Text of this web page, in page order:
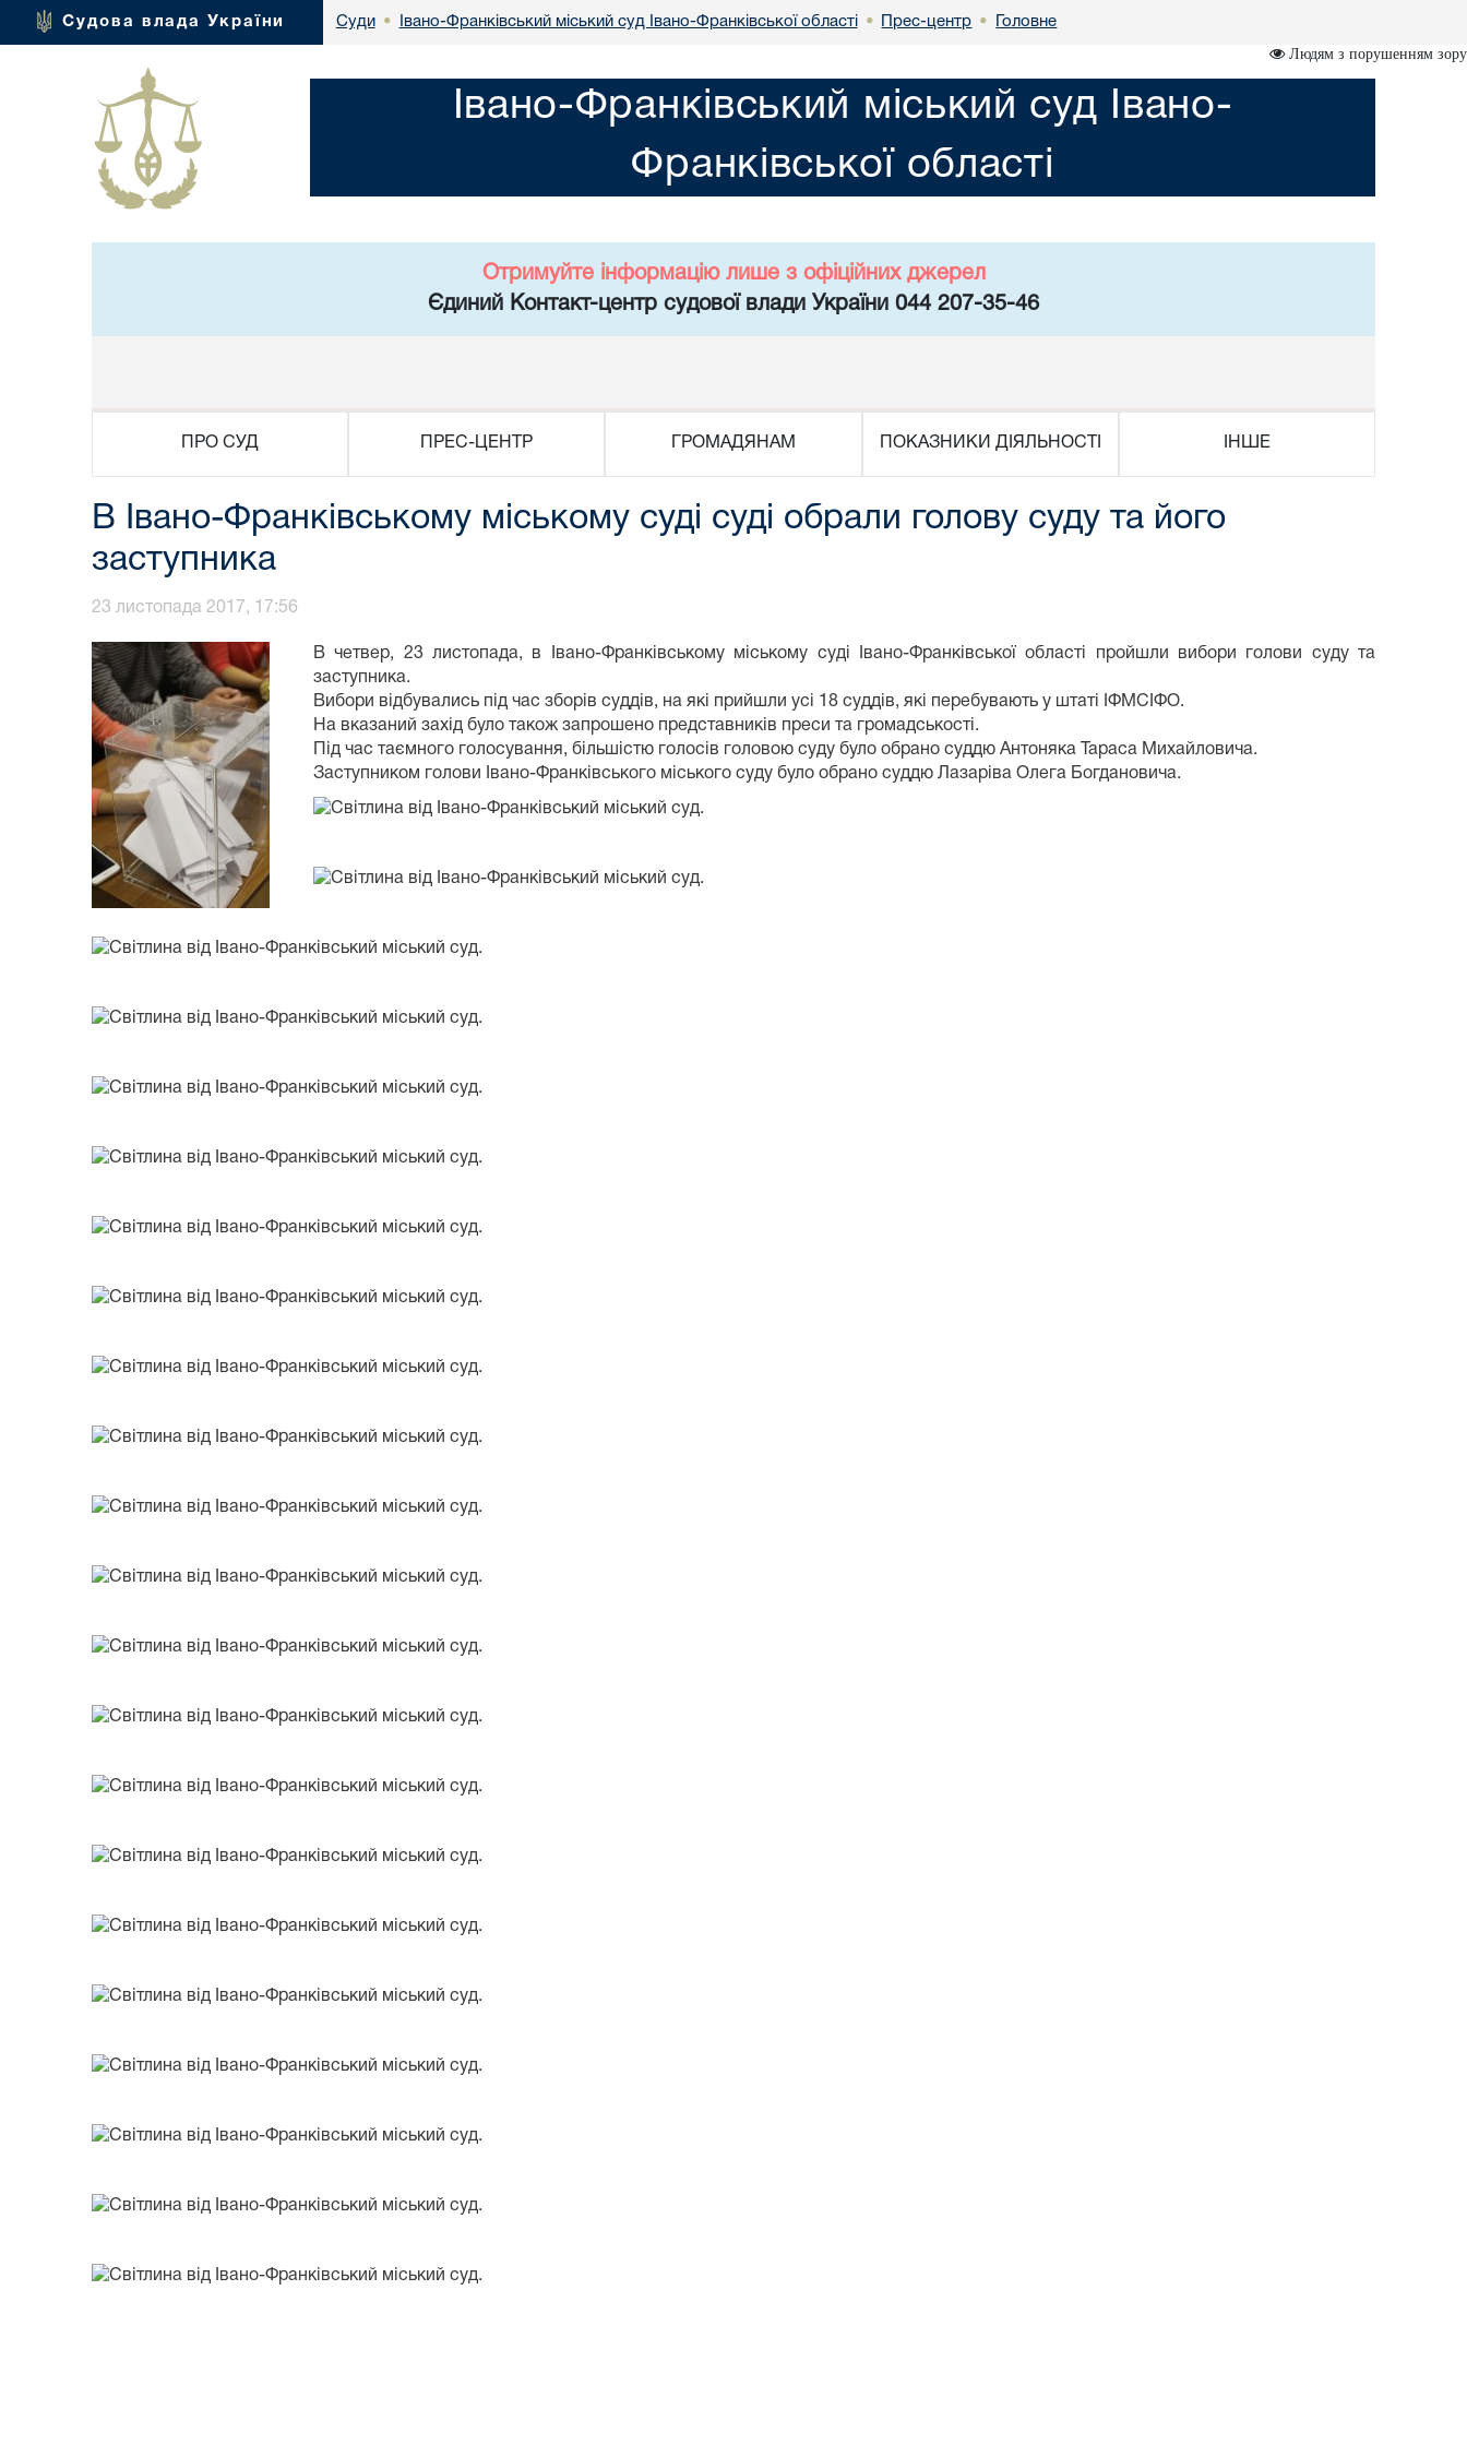
Судова влада України Суди • Івано-Франківський міський суд Івано-Франківської області • Прес-центр • Головне
Людям з порушенням зору
Івано-Франківський міський суд Івано-
Франківської області
Отримуйте інформацію лише з офіційних джерел
Єдиний Контакт-центр судової влади України 044 207-35-46
ПРО СУД ПРЕС-ЦЕНТР ГРОМАДЯНАМ ПОКАЗНИКИ ДІЯЛЬНОСТІ ІНШЕ
В Івано-Франківському міському суді суді обрали голову суду та його
заступника
23 листопада 2017, 17:56
В четвер, 23 листопада, в Івано-Франківському міському суді Івано-Франківської області пройшли вибори голови суду та
заступника.
Вибори відбувались під час зборів суддів, на які прийшли усі 18 суддів, які перебувають у штаті ІФМСІФО.
На вказаний захід було також запрошено представників преси та громадськості.
Під час таємного голосування, більшістю голосів головою суду було обрано суддю Антоняка Тараса Михайловича.
Заступником голови Івано-Франківського міського суду було обрано суддю Лазаріва Олега Богдановича.